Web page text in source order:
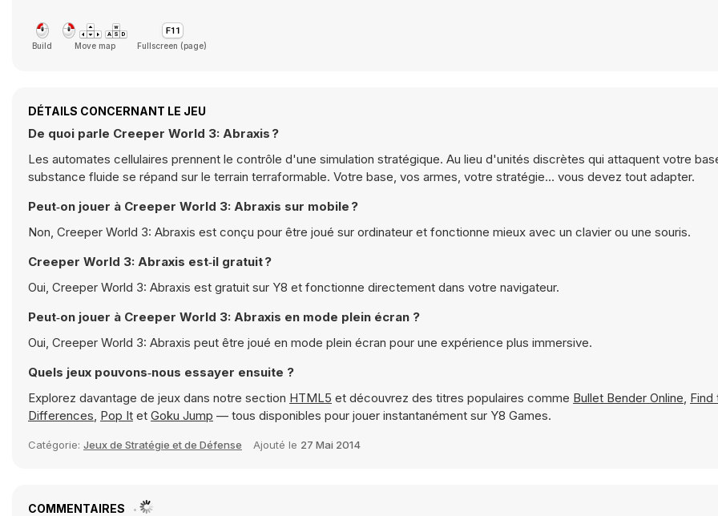
Build Move map Fullscreen (page)
DÉTAILS CONCERNANT LE JEU
De quoi parle Creeper World 3: Abraxis ?
Les automates cellulaires prennent le contrôle d'une simulation stratégique. Au lieu d'unités discrètes qui attaquent votre
substance fluide se répand sur le terrain terraformable. Votre base, vos armes, votre stratégie… vous devez tout adapter.
Peut‑on jouer à Creeper World 3: Abraxis sur mobile ?
Non, Creeper World 3: Abraxis est conçu pour être joué sur ordinateur et fonctionne mieux avec un clavier ou une souris.
Creeper World 3: Abraxis est‑il gratuit ?
Oui, Creeper World 3: Abraxis est gratuit sur Y8 et fonctionne directement dans votre navigateur.
Peut‑on jouer à Creeper World 3: Abraxis en mode plein écran ?
Oui, Creeper World 3: Abraxis peut être joué en mode plein écran pour une expérience plus immersive.
Quels jeux pouvons‑nous essayer ensuite ?
Explorez davantage de jeux dans notre section HTML5 et découvrez des titres populaires comme Bullet Bender Online, Find
Differences, Pop It et Goku Jump — tous disponibles pour jouer instantanément sur Y8 Games.
Catégorie: Jeux de Stratégie et de Défense Ajouté le 27 Mai 2014
COMMENTAIRES